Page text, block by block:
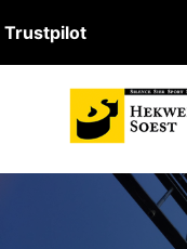
Trustpilot